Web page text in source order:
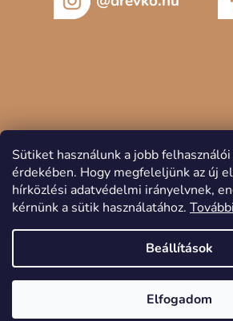
Sütiket használunk a jobb
érdekében. Hogy megfeleljünk az új
hírközlési adatvédelmi irányelvnek,
kérnünk a sütik használatához.
Beállítások
Elfogadom
Shoptet készítette